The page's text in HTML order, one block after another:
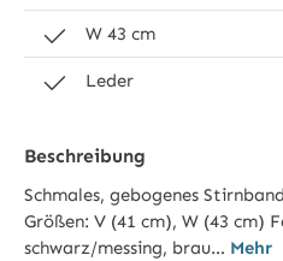
W 43 cm
Leder
Beschreibung
Schmales, gebogenes
Größen: V (41 cm), W (43 cm)
schwarz/messing, brau… Mehr